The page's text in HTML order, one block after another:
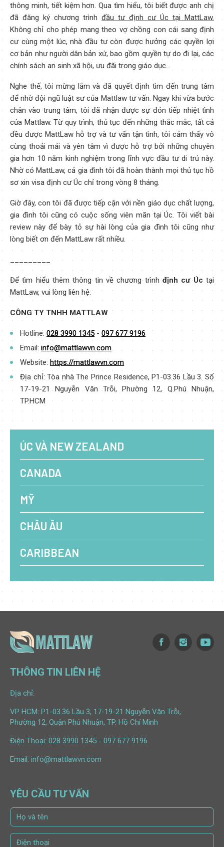
thông minh, tiết kiệm hơn. Qua tìm hiểu, tôi biết được anh chị
đã đăng ký chương trình đầu tư định cư Úc tại MattLaw.
Không chỉ cho phép mang theo vợ chồng con cái sang định
cư cùng một lúc, nhà đầu tư còn được hưởng các quyền lợi
cơ bản như người dân bản xứ, bao gồm quyền tự do đi lại, các
chính sách an sinh xã hội, ưu đãi trong giáo dục…
Nghe thế, tôi mừng lắm và đã quyết định tìm đến trung tâm
để nhờ đội ngũ luật sư của Mattlaw tư vấn. Ngay khi vừa bước
chân vào trung tâm, tôi đã nhận được sự đón tiếp nhiệt tình
của Mattlaw. Từ quy trình, thủ tục đến những thắc mắc, tất cả
đều được MattLaw hỗ trợ và tư vấn tận tình, tôi cảm thấy vô
cùng thoải mái và yên tâm vì được hỗ trợ bởi những chuyên
gia hơn 10 năm kinh nghiệm trong lĩnh vực đầu tư di trú này.
Nhờ có MattLaw, cả gia đình tôi đã hoàn thành mọi thủ tục hồ
sơ xin visa định cư Úc chỉ trong vòng 8 tháng.
Giờ đây, con tôi đã được tiếp cận với nền giáo dục chất lượng,
gia đình tôi cũng có cuộc sống viên mãn tại Úc. Tôi viết bài
review này để bày tỏ sự hài lòng của gia đình tôi cũng như
lòng biết ơn đến MattLaw rất nhiều.
_________
Để tìm hiểu thêm thông tin về chương trìnhđịnh cư Úc tại
MattLaw, vui lòng liên hệ:
CÔNG TY TNHH MATTLAW
Hotline: 028 3990 1345- 097 677 9196
Email: info@mattlawvn.com
Website: https://mattlawvn.com
Địa chỉ: Tòa nhà The Prince Residence, P1-03.36 Lầu 3. Số
17-19-21 Nguyễn Văn Trỗi, Phường 12, Q.Phú Nhuận,
TP.HCM
ÚC VÀ NEW ZEALAND
CANADA
MỸ
CHÂU ÂU
CARIBBEAN
THÔNG TIN LIÊN HỆ
Địa chỉ:
VP HCM: P1-03.36 Lầu 3, 17-19-21 Nguyễn Văn Trỗi,
Phường 12, Quận Phú Nhuận, TP. Hồ Chí Minh
Điện Thoại: 028 3990 1345 - 097 677 9196
Email: info@mattlawvn.com
YÊU CẦU TƯ VẤN